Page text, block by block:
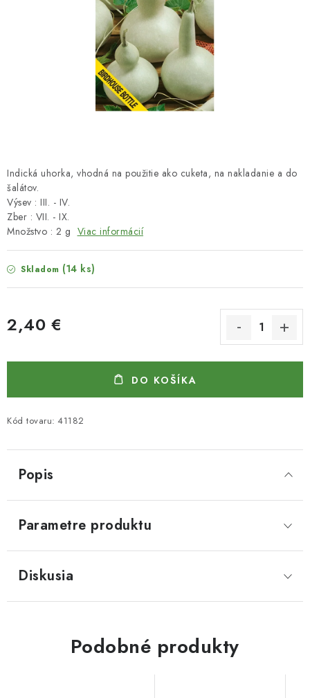
Kontakty
Podmienky ochrany osobných údajov
Indická uhorka, vhodná na použitie ako cuketa, na nakladanie a do
šalátov.
Výsev : III. - IV.
Zber : VII. - IX.
Množstvo : 2 g Viac informácií
Skladom (14 ks)
2,40 €
DO KOŠÍKA
Kód tovaru: 41182
Popis
Parametre produktu
Diskusia
Podobné produkty